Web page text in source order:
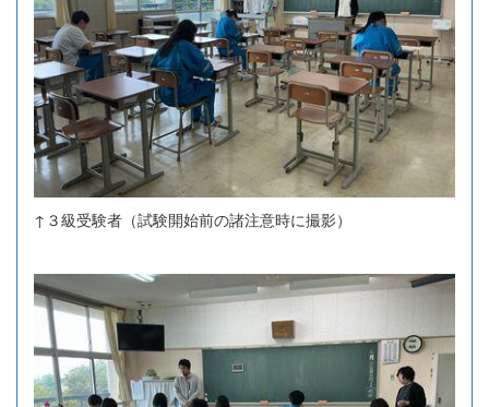
↑３級受験者（試験開始前の諸注意時に撮影）